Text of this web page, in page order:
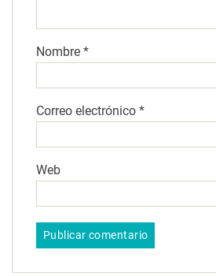
Nombre *
Correo electrónico *
Web